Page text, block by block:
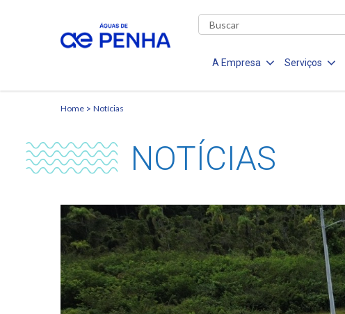
A Empresa Serviços
Home Notícias
NOTÍCIAS